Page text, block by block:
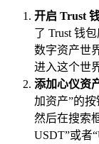
开启 Trust
了 Trust 钱
数字资产世
进入这个世
添加心仪资
加资产”的
然后在搜索
USDT”或者